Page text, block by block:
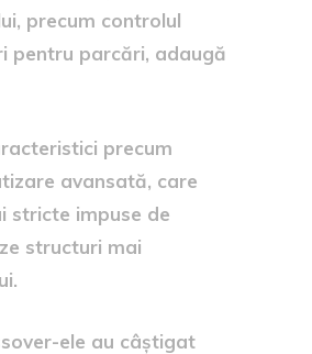
precum controlul
pentru parcări, adaugă
precum
avansată, care
stricte impuse de
structuri mai
ele au câștigat